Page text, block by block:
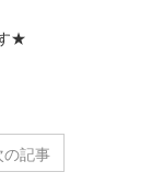
★
の記事